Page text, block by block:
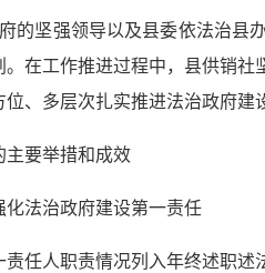
的坚强领导以及县委依法治县
在工作推进过程中，县供销
、多层次扎实推进法治政府
主要举措和成效
化法治政府建设第一责任
任人职责情况列入年终述职